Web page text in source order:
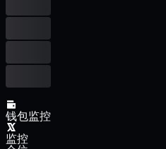
钱包监控
监控